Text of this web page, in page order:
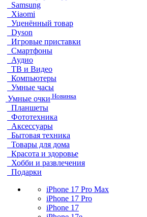
Samsung
Xiaomi
Уценённый товар
Dyson
Игровые приставки
Смартфоны
Аудио
ТВ и Видео
Компьютеры
Умные часы
Умные очки Новинка
Планшеты
Фототехника
Аксессуары
Бытовая техника
Товары для дома
Красота и здоровье
Хобби и развлечения
Подарки
iPhone 17 Pro Max
iPhone 17 Pro
iPhone 17